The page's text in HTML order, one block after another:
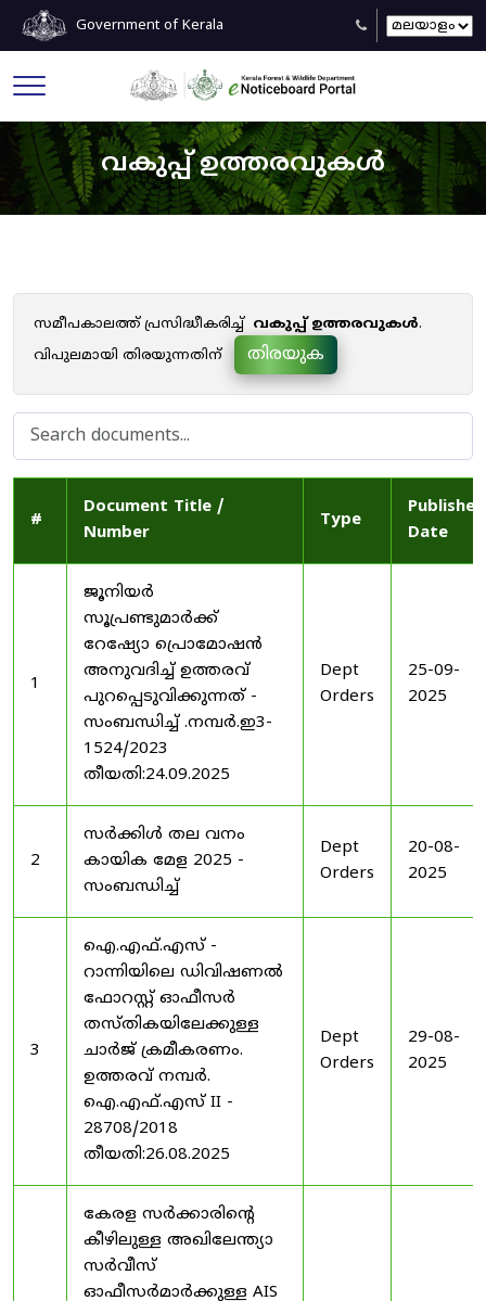
Government of Kerala
വകുപ്പ് ഉത്തരവുകൾ
സമീപകാലത്ത് പ്രസിദ്ധീകരിച്ച് വകുപ്പ് ഉത്തരവുകൾ.
വിപുലമായി തിരയുന്നതിന്
തിരയുക
#
Document Title /
Number
Type
Published
Date
1
ജൂനിയർ
സൂപ്രണ്ടുമാർക്ക്
റേഷ്യോ പ്രൊമോഷൻ
അനുവദിച്ച് ഉത്തരവ്
പുറപ്പെടുവിക്കുന്നത് -
സംബന്ധിച്ച് .നമ്പർ.ഇ3-
1524/2023
തീയതി:24.09.2025
Dept
Orders
25-09-
2025
2
സർക്കിൾ തല വനം
കായിക മേള 2025 -
സംബന്ധിച്ച്
Dept
Orders
20-08-
2025
3
ഐ.എഫ്.എസ് -
റാന്നിയിലെ ഡിവിഷണൽ
ഫോറസ്റ്റ് ഓഫീസർ
തസ്തികയിലേക്കുള്ള
ചാർജ് ക്രമീകരണം.
ഉത്തരവ് നമ്പർ.
ഐ.എഫ്.എസ് II -
28708/2018
തീയതി:26.08.2025
Dept
Orders
29-08-
2025
കേരള സർക്കാരിന്റെ
കീഴിലുള്ള അഖിലേന്ത്യാ
സർവീസ്
ഓഫീസർമാർക്കുള്ള AIS